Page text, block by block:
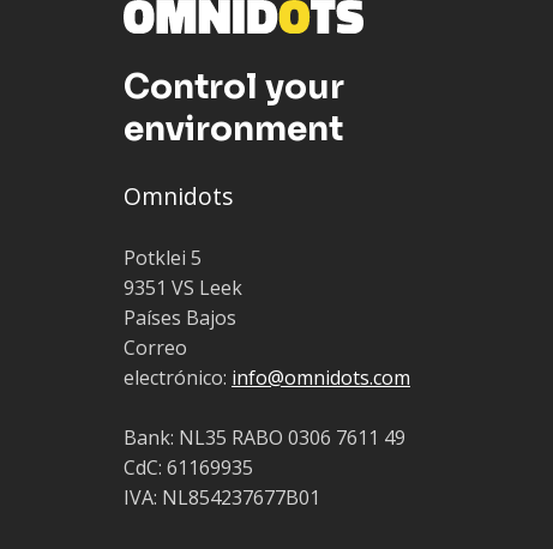
Control your
environment
Omnidots
Potklei 5
9351 VS Leek
Países Bajos
Correo
electrónico: info@omnidots.com
Bank: NL35 RABO 0306 7611 49
CdC: 61169935
IVA: NL854237677B01